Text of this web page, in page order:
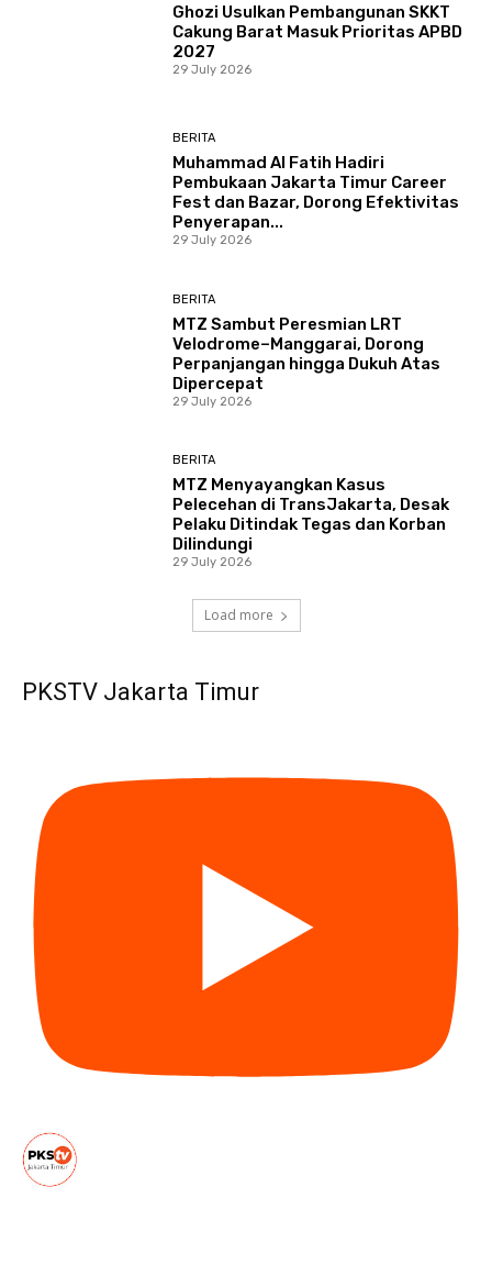
Ghozi Usulkan Pembangunan SKKT
Cakung Barat Masuk Prioritas APBD
2027
29 July 2026
BERITA
Muhammad Al Fatih Hadiri
Pembukaan Jakarta Timur Career
Fest dan Bazar, Dorong Efektivitas
Penyerapan...
29 July 2026
BERITA
MTZ Sambut Peresmian LRT
Velodrome–Manggarai, Dorong
Perpanjangan hingga Dukuh Atas
Dipercepat
29 July 2026
BERITA
MTZ Menyayangkan Kasus
Pelecehan di TransJakarta, Desak
Pelaku Ditindak Tegas dan Korban
Dilindungi
29 July 2026
Load more
PKSTV Jakarta Timur